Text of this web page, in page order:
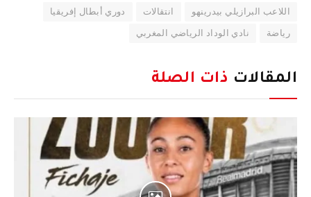
اللاعب البرازيلي بيدرينهو انتقالات دوري أبطال إفريقيا​
رياضة نادي الوداد الرياضي المغربي
المقالات ذات الصلة